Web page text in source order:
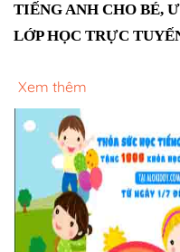
TIẾNG ANH CHO BÉ,
LỚP HỌC TRỰC
Xem thêm